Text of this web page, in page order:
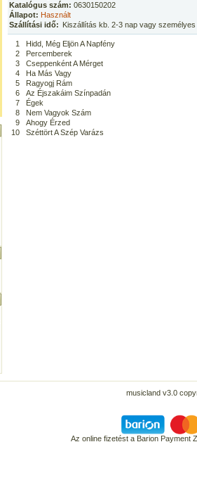
Katalógus szám: 0630150202
Állapot: Használt
Szállítási idő: Kiszállítás kb. 2-3 nap vagy
1
Hidd, Még Eljön A Napfény
2
Percemberek
3
Cseppenként A Mérget
4
Ha Más Vagy
5
Ragyogj Rám
6
Az Éjszakáim Színpadán
7
Égek
8
Nem Vagyok Szám
9
Ahogy Érzed
10
Széttört A Szép Varázs
musicland v3.0
Az online fizetést a Barion Payment